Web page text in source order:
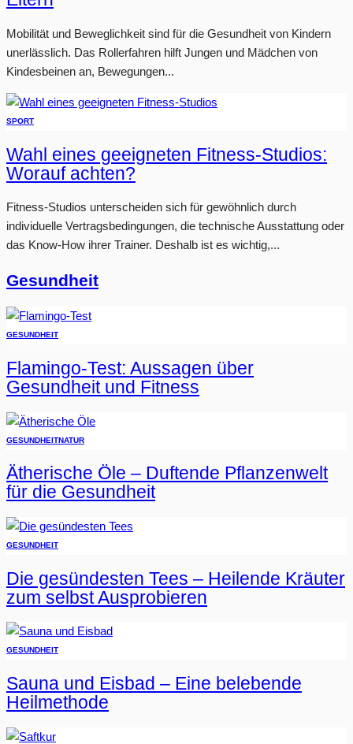
Mobilität und Beweglichkeit sind für die Gesundheit von Kindern
unerlässlich. Das Rollerfahren hilft Jungen und Mädchen von
Kindesbeinen an, Bewegungen...
SPORT
Wahl eines geeigneten Fitness-Studios:
Worauf achten?
Fitness-Studios unterscheiden sich für gewöhnlich durch
individuelle Vertragsbedingungen, die technische Ausstattung oder
das Know-How ihrer Trainer. Deshalb ist es wichtig,...
Gesundheit
GESUNDHEIT
Flamingo-Test: Aussagen über
Gesundheit und Fitness
GESUNDHEITNATUR
Ätherische Öle – Duftende Pflanzenwelt
für die Gesundheit
GESUNDHEIT
Die gesündesten Tees – Heilende Kräuter
zum selbst Ausprobieren
GESUNDHEIT
Sauna und Eisbad – Eine belebende
Heilmethode